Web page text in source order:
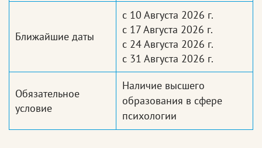
Ближайшие даты
с 10 Августа 2026 г.
с 17 Августа 2026 г.
с 24 Августа 2026 г.
с 31 Августа 2026 г.
Обязательное
условие
Наличие высшего
образования в сфере
психологии